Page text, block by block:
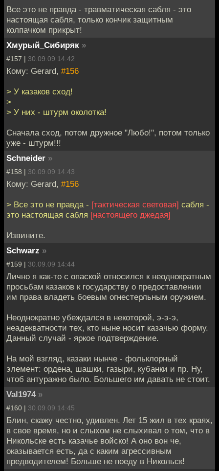
Все это не правда - травматическая сабля - это
настоящая сабля, только кончик защитным
колпачком прикрыт!
Хмурый_Сибиряк »
#157 | 30.09.09 14:42
Кому: Gerard, #156
> У казаков сход!
>
> У них - штурм околотка!
Сначала сход, потом дружное "Любо!", потом только
уже - штурм!!!
Schneider »
#158 | 30.09.09 14:43
Кому: Gerard, #156
> Все это не правда - [тактическая световая] сабля -
это настоящая сабля [настоящего джедая]
Извините.
Schwarz »
#159 | 30.09.09 14:44
Лично я как-то с опаской относился к неоднократным
просьбам казаков к государству о предоставлении
им права владеть боевым огнестерльным оружием.
Неоднократно убеждался в некоторой, э-э-э,
неадекватности тех, кто ныне носит казачью форму.
Данный случай - яркое подтверждение.
На мой взгляд, казаки нынче - фольклорный
элемент: ордена, шашки, газыри, кубанки и пр. Ну,
чтоб антуражно было. Большего им давать не стоит.
Val1974 »
#160 | 30.09.09 14:45
Блин, скажу честно, удивлен. Лет 15 жил в тех краях,
в свое время, но и слыхом не слыхивал о том, что в
Никольске есть казачье войско! А оно вон че,
оказывается есть, да с каким агрессивным
предводителем! Больше не поеду в Никольск!